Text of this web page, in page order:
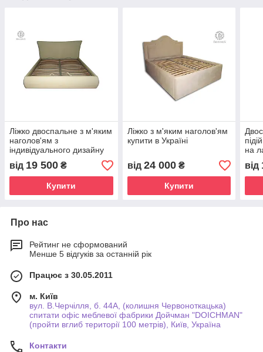
Ліжко двоспальне з м'яким
наголов'ям з
індивідуального дизайну
на замовлення в Україні
від 19 500 ₴
Купити
Ліжко з м'яким наголов'ям
купити в Україні
від 24 000₴
Купити
на
від
Про нас
Рейтинг не сформований
Менше 5 відгуків за останній рік
Працює з 30.05.2011
м. Київ
вул. В.Черчілля, б. 44А, (колишня Червоноткацька)
спитати офіс меблевої фабрики Дойчман "DOICHMAN"
(пройти вглиб території 100 метрів), Київ, Україна
Контакти